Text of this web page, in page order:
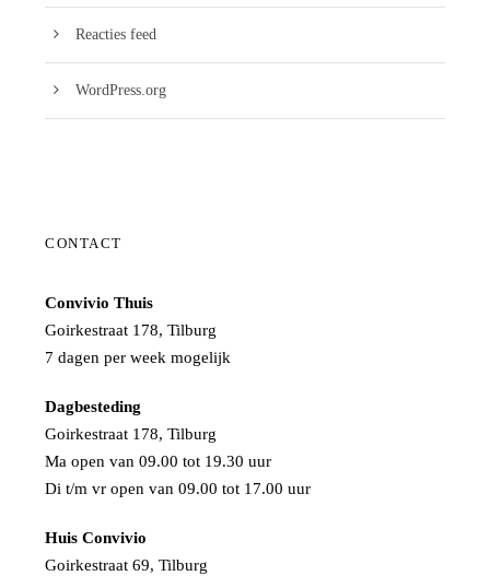
Reacties feed
WordPress.org
CONTACT
Convivio Thuis
Goirkestraat 178, Tilburg
7 dagen per week mogelijk
Dagbesteding
Goirkestraat 178, Tilburg
Ma open van 09.00 tot 19.30 uur
Di t/m vr open van 09.00 tot 17.00 uur
Huis Convivio
Goirkestraat 69, Tilburg